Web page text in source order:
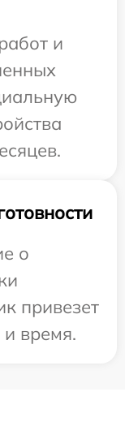
и
о
привезет
и время.